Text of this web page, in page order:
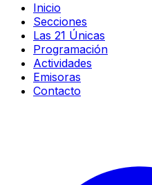
Inicio
Secciones
Las 21 Únicas
Programación
Actividades
Emisoras
Contacto